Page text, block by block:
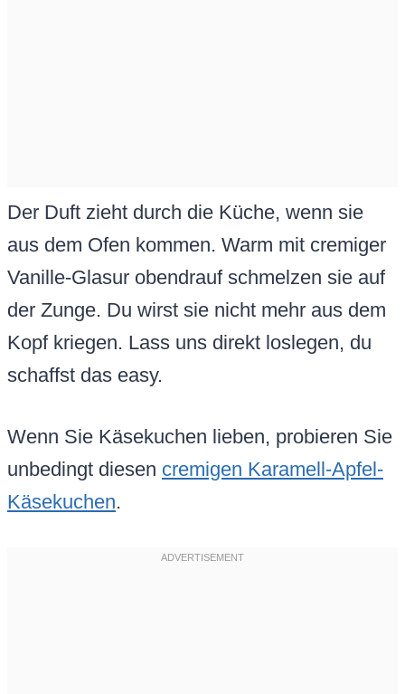
Der Duft zieht durch die Küche, wenn sie
aus dem Ofen kommen. Warm mit cremiger
Vanille-Glasur obendrauf schmelzen sie auf
der Zunge. Du wirst sie nicht mehr aus dem
Kopf kriegen. Lass uns direkt loslegen, du
schaffst das easy.
Wenn Sie Käsekuchen lieben, probieren Sie
unbedingt diesen cremigen Karamell-Apfel-
Käsekuchen.